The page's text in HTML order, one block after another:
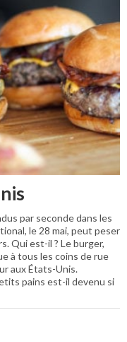
par seconde dans les
le 28 mai, peut peser
Qui est-il ? Le burger,
à tous les coins de rue
aux États-Unis.
pains est-il devenu si